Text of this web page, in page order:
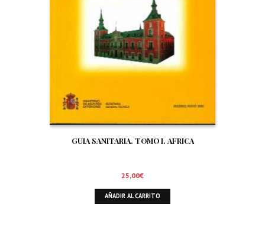
GUIA SANITARIA. TOMO I. AFRICA
25,00€
AÑADIR AL CARRITO